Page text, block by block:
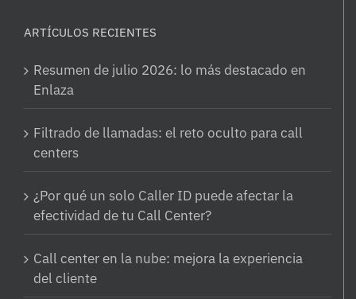
ARTÍCULOS RECIENTES
Resumen de julio 2026: lo más destacado en
Enlaza
Filtrado de llamadas: el reto oculto para call
centers
¿Por qué un solo Caller ID puede afectar la
efectividad de tu Call Center?
Call center en la nube: mejora la experiencia
del cliente